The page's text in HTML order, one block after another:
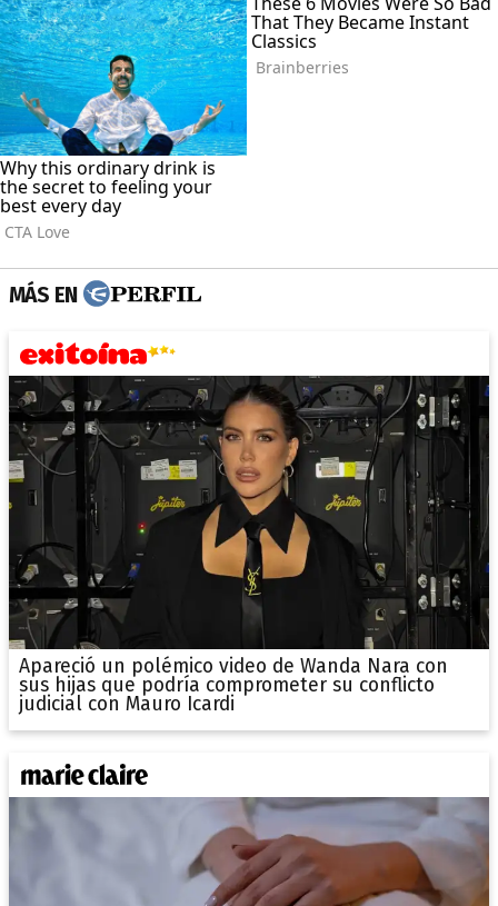
MÁS EN
Apareció un polémico video de Wanda Nara con
sus hijas que podría comprometer su conflicto
judicial con Mauro Icardi